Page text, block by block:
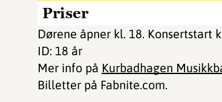
Priser
Dørene åpner kl. 18. Konsertstart
ID: 18 år
Mer info på Kurbadhagen
Billetter på Fabnite.com.